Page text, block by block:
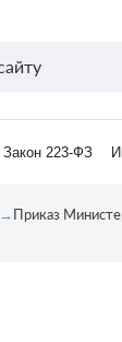
Закон 223-ФЗ
→Приказ